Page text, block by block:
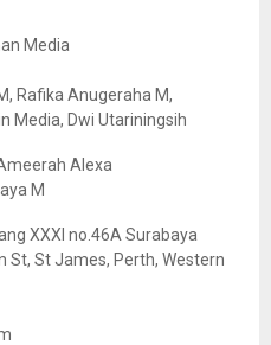
Media
Rafika Anugeraha M,
Media, Dwi Utariningsih
Alexa
M
XXXI no.46A Surabaya
St, St James, Perth, Western